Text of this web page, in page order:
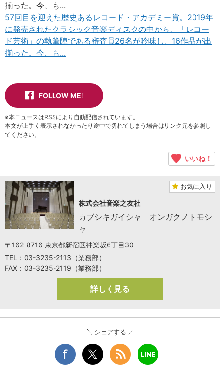
揃った。今、も...
57回目を迎えた歴史あるレコード・アカデミー賞。2019年
に発売されたクラシック音楽ディスクの中から、「レコー
ド芸術」の執筆陣である審査員26名が吟味し、16作品が出
揃った。今、も...
FOLLOW ME!
※本ニュースはRSSにより自動配信されています。
本文が上手く表示されなかったり途中で切れてしまう場合はリンク元を参照し
てください。
いいね！
お気に入り
株式会社音楽之友社
カブシキガイシャ オンガクノトモシ
ャ
〒162-8716 東京都新宿区神楽坂6丁目30
TEL：03-3235-2113（業務部）
FAX：03-3235-2119（業務部）
詳しく見る
シェアする